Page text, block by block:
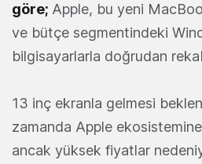
göre; Apple, bu yeni
ve bütçe segmentindeki
bilgisayarlarla doğrudan
13 inç ekranla gelmesi
zamanda Apple
ancak yüksek fiyatlar